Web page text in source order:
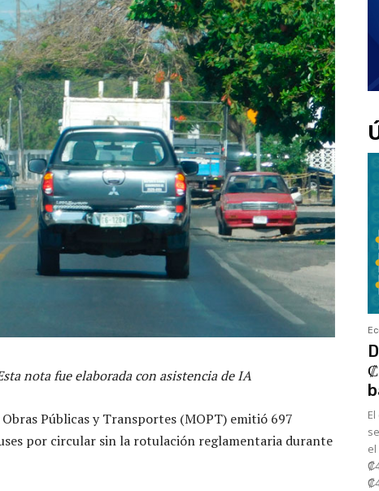
nota fue elaborada con asistencia de IA
Públicas y Transportes (MOPT) emitió 697
por circular sin la rotulación reglamentaria durante